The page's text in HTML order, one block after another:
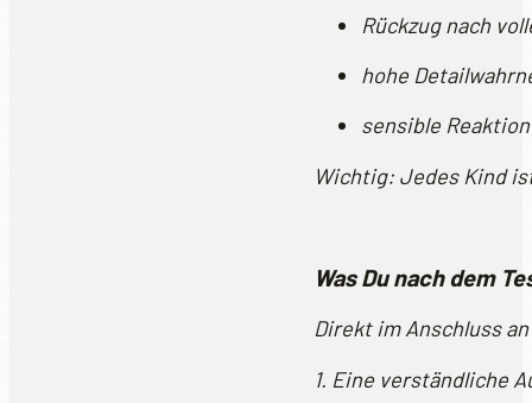
Rückzug nach
hohe
sensible
Wichtig: Jedes Kind
Was Du nach dem
Direkt im Anschluss
1. Eine verständliche